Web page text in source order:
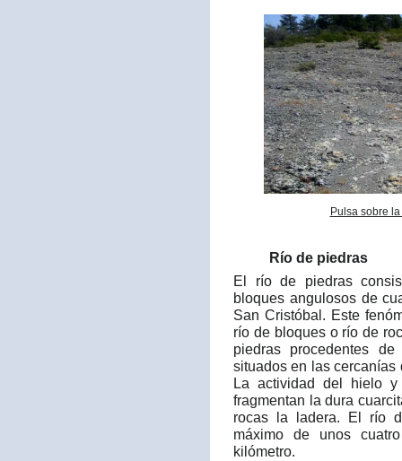
Pulsa sobre
Río de piedras
El río de piedras
bloques angulosos de
San Cristóbal. Este
río de bloques o río de
piedras procedentes
situados en las
La actividad del hielo y
fragmentan la dura
rocas la ladera. El río
máximo de unos
kilómetro.